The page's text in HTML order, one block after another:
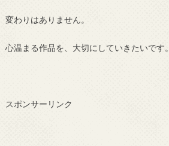
変わりはありません。
心温まる作品を、大切にしていきたいです。
スポンサーリンク